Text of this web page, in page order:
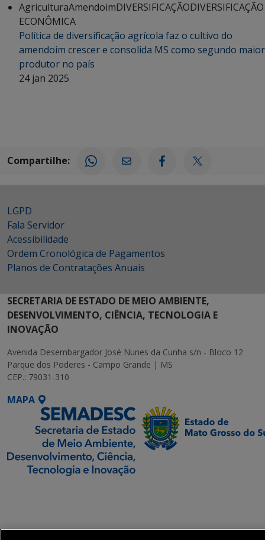
AgriculturaAmendoimDIVERSIFICAÇÃODIVERSIFICAÇÃO
ECONÔMICA
Política de diversificação agrícola faz o cultivo do
amendoim crescer e consolida MS como segundo maior
produtor no país
24 jan 2025
Compartilhe:
LGPD
Fala Servidor
Acessibilidade
Ordem Cronológica de Pagamentos
Planos de Contratações Anuais
SECRETARIA DE ESTADO DE MEIO AMBIENTE,
DESENVOLVIMENTO, CIÊNCIA, TECNOLOGIA E
INOVAÇÃO
Avenida Desembargador José Nunes da Cunha s/n - Bloco 12
Parque dos Poderes - Campo Grande | MS
CEP.: 79031-310
MAPA